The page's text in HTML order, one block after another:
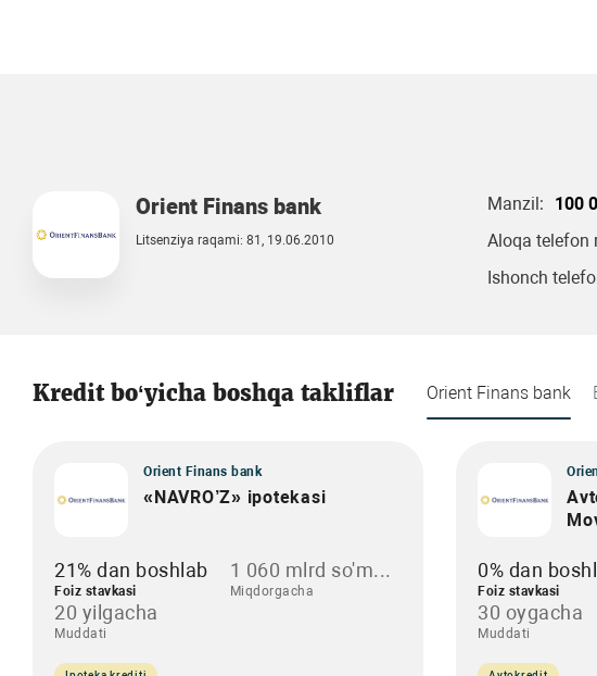
Orient Finans bank
Litsenziya raqami: 81, 19.06.2010
Manzil:
100
Aloqa telefon
Ishonch
Kredit bo‘yicha boshqa takliflar Orient Finans bank
Orient Finans bank
«NAVRO’Z» ipotekasi
21% dan boshlab
Foiz stavkasi
1 060 mlrd so'm...
Miqdorgacha
20 yilgacha
Muddati
0% dan
Foiz stavkasi
30 oygacha
Muddati